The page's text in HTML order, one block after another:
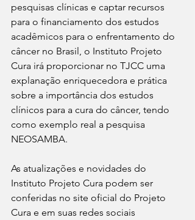
pesquisas clínicas e captar recursos
para o financiamento dos estudos
acadêmicos para o enfrentamento do
câncer no Brasil, o Instituto Projeto
Cura irá proporcionar no TJCC uma
explanação enriquecedora e prática
sobre a importância dos estudos
clínicos para a cura do câncer, tendo
como exemplo real a pesquisa
NEOSAMBA.
As atualizações e novidades do
Instituto Projeto Cura podem ser
conferidas no site oficial do Projeto
Cura e em suas redes sociais